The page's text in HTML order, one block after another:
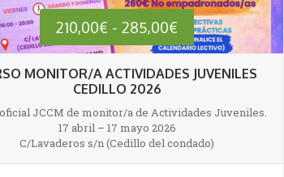
210,00€ - 285,00€ Rango
desde
MONITOR/A ACTIVIDADES JUVENILES
CEDILLO 2026
JCCM de monitor/a de Actividades Juveniles.
17 abril – 17 mayo 2026
C/Lavaderos s/n (Cedillo del condado)